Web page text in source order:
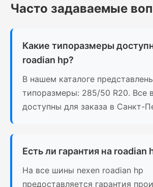
Часто задаваемые
Какие типоразмеры
roadian hp?
В нашем каталоге
типоразмеры: 285/50 R20. Все
доступны для заказа в Санкт-
Есть ли гарантия на roadian
На все шины nexen roadian hp
предоставляется гарантия